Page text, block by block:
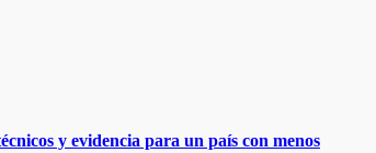
y evidencia para un país con menos